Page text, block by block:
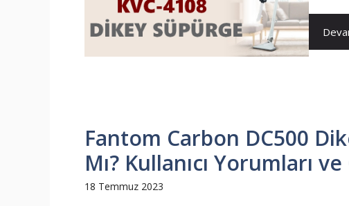
Fantom Carbon DC500
Mı? Kullanıcı Yorumları
18 Temmuz 2023